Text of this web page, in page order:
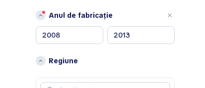
B
Bentley
C
Chevrolet
Citroen
Anul de fabricație
Regiune